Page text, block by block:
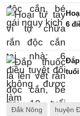
6
Đắk Nông huyện